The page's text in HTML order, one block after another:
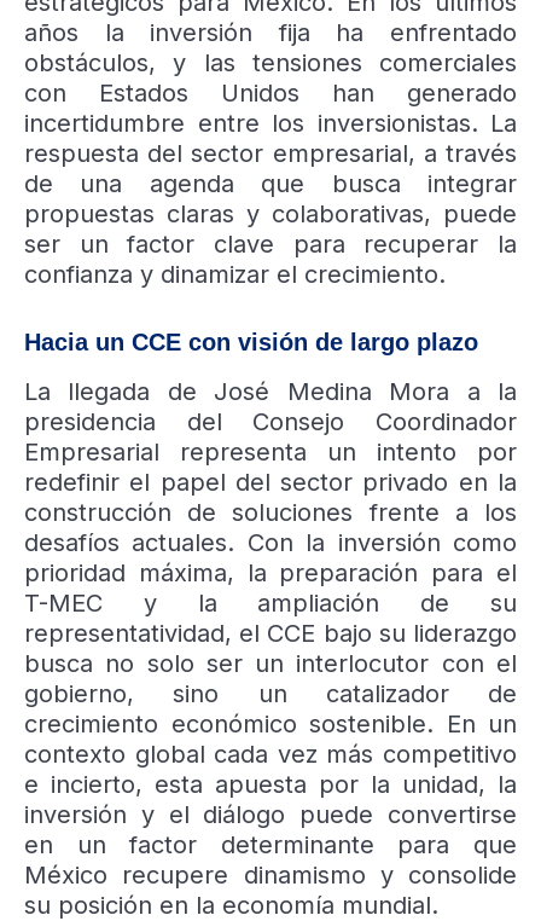
años la inversión fija ha enfrentado
obstáculos, y las tensiones comerciales
con Estados Unidos han generado
incertidumbre entre los inversionistas. La
respuesta del sector empresarial, a través
de una agenda que busca integrar
propuestas claras y colaborativas, puede
ser un factor clave para recuperar la
confianza y dinamizar el crecimiento.
Hacia un CCE con visión de largo plazo
La llegada de José Medina Mora a la
presidencia del Consejo Coordinador
Empresarial representa un intento por
redefinir el papel del sector privado en la
construcción de soluciones frente a los
desafíos actuales. Con la inversión como
prioridad máxima, la preparación para el
T-MEC y la ampliación de su
representatividad, el CCE bajo su liderazgo
busca no solo ser un interlocutor con el
gobierno, sino un catalizador de
crecimiento económico sostenible. En un
contexto global cada vez más competitivo
e incierto, esta apuesta por la unidad, la
inversión y el diálogo puede convertirse
en un factor determinante para que
México recupere dinamismo y consolide
su posición en la economía mundial.